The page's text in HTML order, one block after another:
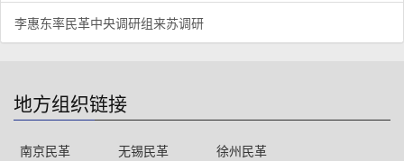
李惠东率民革中央调研组来苏调研
地方组织链接
南京民革 无锡民革
徐州民革